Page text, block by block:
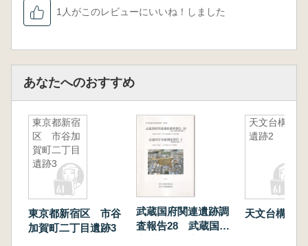
1人がこのレビューにいいね！しました
あなたへのおすすめ
東京都新宿
区 市谷加
賀町二丁目
遺跡3
東京都新宿区 市谷
加賀町二丁目遺跡3
武蔵国府関連遺跡調
査報告28 武蔵国分
天文台構内
遺跡2
天文台構内